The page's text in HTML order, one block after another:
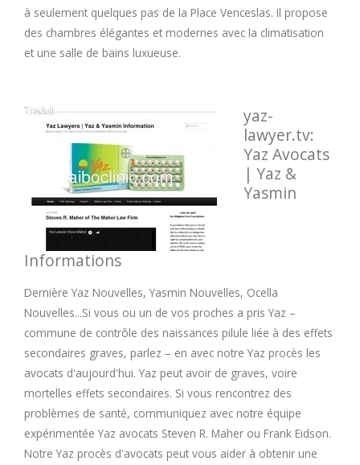
à seulement quelques pas de la Place Venceslas. Il propose
des chambres élégantes et modernes avec la climatisation
et une salle de bains luxueuse.
yaz-
lawyer.tv:
Yaz Avocats
| Yaz &
Yasmin
Informations
Dernière Yaz Nouvelles, Yasmin Nouvelles, Ocella
Nouvelles...Si vous ou un de vos proches a pris Yaz –
commune de contrôle des naissances pilule liée à des effets
secondaires graves, parlez – en avec notre Yaz procès les
avocats d'aujourd'hui. Yaz peut avoir de graves, voire
mortelles effets secondaires. Si vous rencontrez des
problèmes de santé, communiquez avec notre équipe
expérimentée Yaz avocats Steven R. Maher ou Frank Eidson.
Notre Yaz procès d'avocats peut vous aider à obtenir une